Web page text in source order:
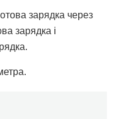
зарядка через
зарядка і